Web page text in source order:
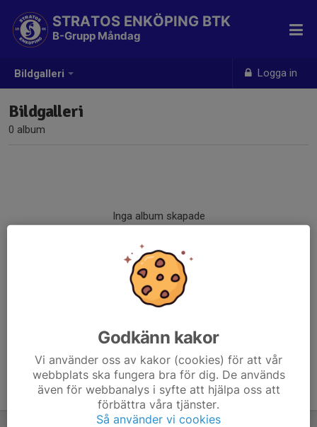
Bildgalleri Logga in
STRATOS ENKÖPING BTK
B-Grupp Måndag
Bildgalleri
0 album
Inga album skapade
Godkänn kakor
Vi använder oss av kakor (cookies) för att vår
webbplats ska fungera bra för dig. De används
även för webbanalys i syfte att hjälpa oss att
förbättra våra tjänster.
Så använder vi cookies